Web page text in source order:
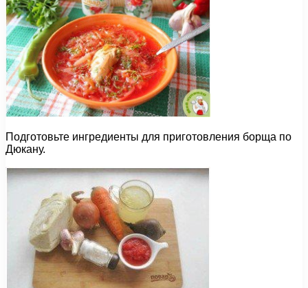
Подготовьте ингредиенты для приготовления борща по
Дюкану.